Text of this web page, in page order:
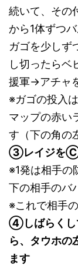
続いて、その
から1体ずつ
ガゴを少しず
し切ったら
援軍→アチャ
※ガゴの投入
マップの赤い
す（下の角の
③レイジをⒸ
※1発は相手の
下の相手のバ
※これで相手
④しばらくし
ら、タウホ
ます